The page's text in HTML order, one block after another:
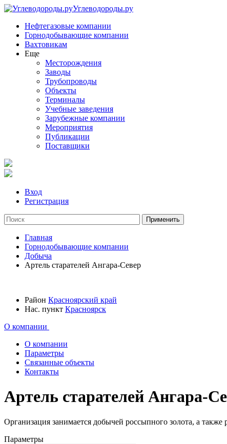
Углеводороды.ру
Нефтегазовые компании
Горнодобывающие компании
Вахтовикам
Еще
Месторождения
Заводы
Трубопроводы
Объекты
Терминалы
Учебные заведения
Зарубежные компании
Мероприятия
Публикации
Поставщики
Вход
Регистрация
Главная
Горнодобывающие компании
Добыча
Артель старателей Ангара-Север
Район Красноярский край
Нас. пункт Красноярск
О компании
О компании
Параметры
Связанные объекты
Контакты
Артель старателей Ангара-
Организация занимается добычей россыпного золота, а
Параметры